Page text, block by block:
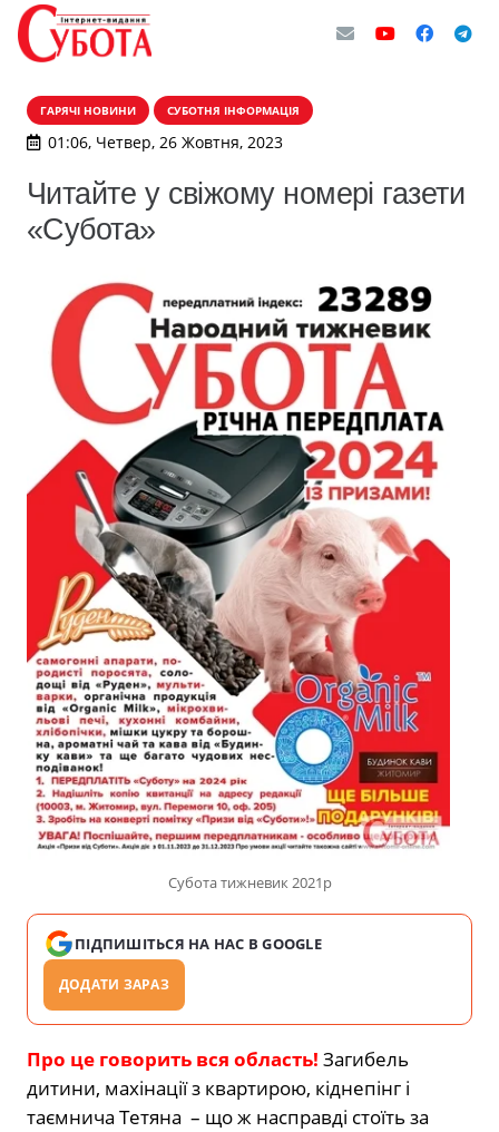
ГАРЯЧІ НОВИНИ СУБОТНЯ ІНФОРМАЦІЯ
01:06, Четвер, 26 Жовтня, 2023
Читайте у свіжому номері газети
«Субота»
Субота тижневик 2021р
ПІДПИШІТЬСЯ НА НАС В GOOGLE
ДОДАТИ ЗАРАЗ
Про це говорить вся область! Загибель
дитини, махінації з квартирою, кіднепінг і
таємнича Тетяна – що ж насправді стоїть за